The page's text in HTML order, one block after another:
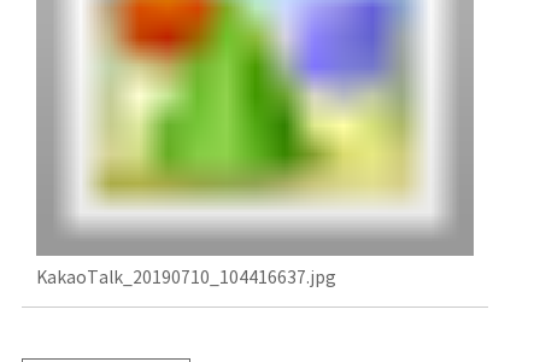
KakaoTalk_20190710_104416637.jpg